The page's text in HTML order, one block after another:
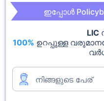
ഇപ്പോൾ
LIC
100% ഉറപ്പുള്ള
നിങ്ങളുടെ പേര്